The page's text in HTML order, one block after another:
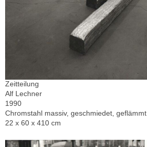
Zeitteilung
Alf Lechner
1990
Chromstahl massiv, geschmiedet, geflämmt
22 x 60 x 410 cm